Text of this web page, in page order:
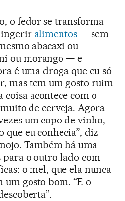
o fedor se transforma
ingerir alimentos — sem
abacaxi ou
ou morango — e
é uma droga que eu só
mas tem um gosto ruim
acontece com o
de cerveja. Agora
um copo de vinho,
que eu conhecia”, diz
Também há uma
para o outro lado com
o mel, que ela nunca
gosto bom. “E o